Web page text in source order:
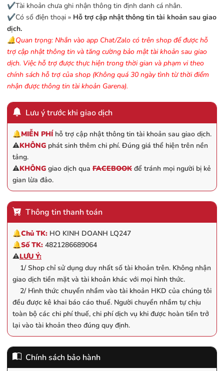
✔️Tài khoản chưa ghi nhận thông tin định danh cá nhân.
✔️Có số điện thoại » Hỗ trợ cập nhật thông tin tài khoản sau giao
dịch.
🔔Quan trọng: Nhắn vào app Chat/Zalo có trên shop để được hỗ
trợ cập nhật thông tin và tăng cường bảo mật tài khoản sau giao
dịch. Việc hỗ trợ được thực hiện trong thời gian và phạm vi theo
chính sách hỗ trợ của shop (Không quá 30 ngày tình từ thời điểm
nhận được thông tin tài khoản Garena).
Lưu ý trước khi giao dịch
🔔MIỄN PHÍ hỗ trợ cập nhật thông tin tài khoản sau giao dịch.
⚠️KHÔNG phát sinh thêm chi phí. Đúng giá thể hiện trên nền
tảng.
⚠️KHÔNG giao dịch qua FACEBOOK để tránh mọi người bị kẻ
gian lừa đảo.
Thông tin thanh toán
🔔Chủ TK: HO KINH DOANH LQ247
🔔Số TK: 4821286689064
⚠️LƯU Ý:
1/ Shop chỉ sử dụng duy nhất số tài khoản trên. Không nhận
giao dịch tiền mặt và tài khoản khác với mọi hình thức.
2/ Hình thức chuyển nhầm vào tài khoản HKD của chúng tôi
đều được kê khai báo cáo thuế. Người chuyển nhầm tự chịu
toàn bộ các chi phí thuế, chi phí dịch vụ khi được hoàn tiền trở
lại vào tài khoản theo đúng quy định.
Chính sách bảo hành